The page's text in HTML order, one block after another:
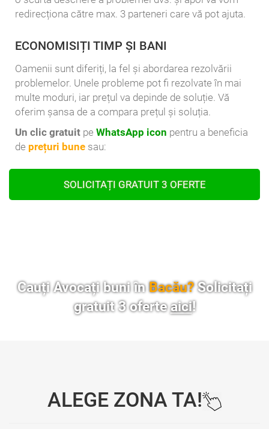
redirecționa către max. 3 parteneri care vă pot ajuta.
ECONOMISIȚI TIMP ȘI BANI
Oamenii sunt diferiți, la fel și abordarea rezolvării
problemelor. Unele probleme pot fi rezolvate în mai
multe moduri, iar prețul va depinde de soluție. Vă
oferim șansa de a compara prețul și soluția.
Un clic gratuit pe WhatsApp icon pentru a beneficia
de prețuri bune sau:
SOLICITAȚI GRATUIT 3 OFERTE
Cauți Avocați buni în Bacău?Solicitați
gratuit 3 oferteaici!
ALEGE ZONA TA!